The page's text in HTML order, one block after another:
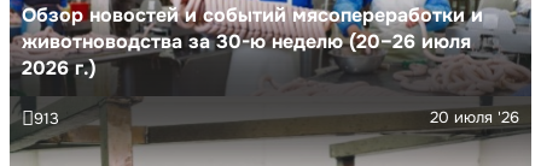
Обзор новостей и событий мясопереработки и
животноводства за 30-ю неделю (20–26 июля
2026 г.)
20 июля '26
913